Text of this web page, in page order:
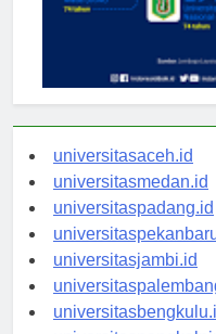
universitasaceh.id
universitasmedan.id
universitaspadang.id
universitasjambi.id